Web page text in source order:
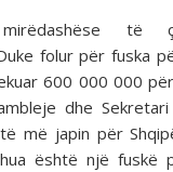
të
folur për fuska
600 000 000
dhe
më japin për
është një fuskë